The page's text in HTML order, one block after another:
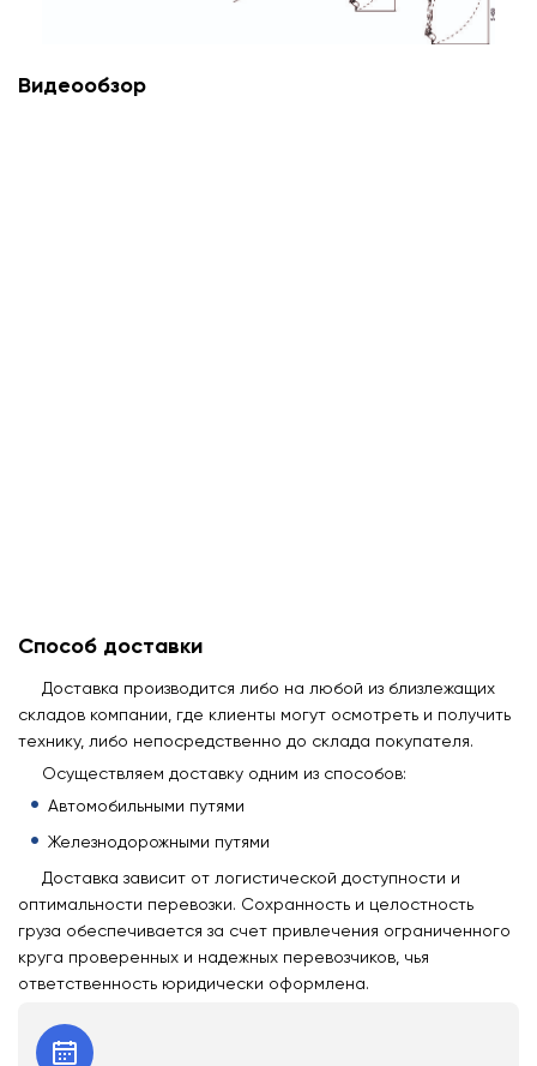
Видеообзор
Способ доставки
Доставка производится либо на любой из близлежащих
складов компании, где клиенты могут осмотреть и получить
технику, либо непосредственно до склада покупателя.
Осуществляем доставку одним из способов:
Автомобильными путями
Железнодорожными путями
Доставка зависит от логистической доступности и
оптимальности перевозки. Сохранность и целостность
груза обеспечивается за счет привлечения ограниченного
круга проверенных и надежных перевозчиков, чья
ответственность юридически оформлена.